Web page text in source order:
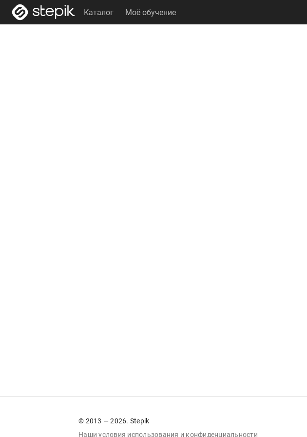
Каталог Моё обучение
© 2013 — 2026. Stepik
Наши условия использования и конфиденциальности